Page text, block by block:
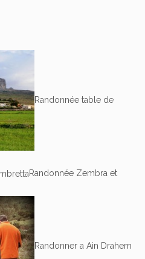
Randonnée table de
Randonnée Zembra et
Randonner a Ain Drahem